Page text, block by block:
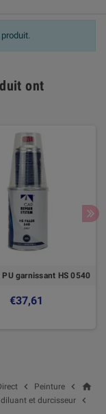
ont
garnissant HS 0540
€37,61
home

Peinture


et durcisseur